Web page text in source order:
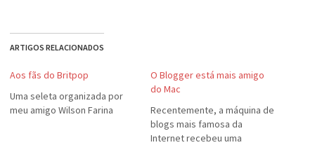
ARTIGOS RELACIONADOS
Aos fãs do Britpop
Uma seleta organizada por
meu amigo Wilson Farina
O Blogger está mais amigo
do Mac
Recentemente, a máquina de
blogs mais famosa da
Internet recebeu uma